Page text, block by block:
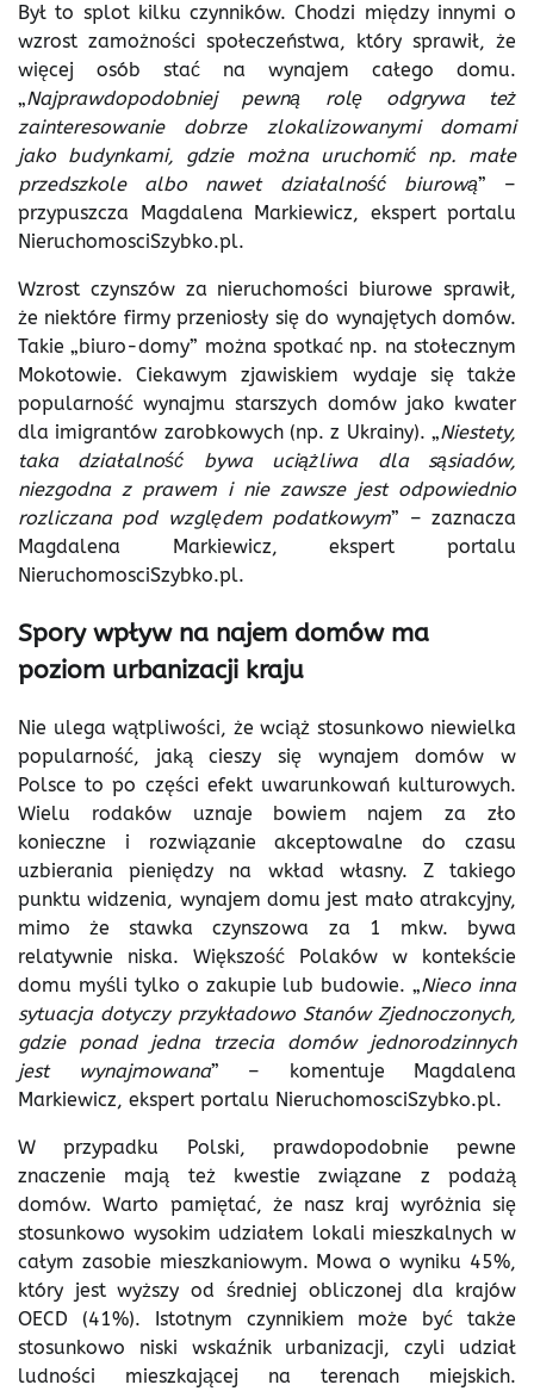
Był to splot kilku czynników. Chodzi między innymi o
wzrost zamożności społeczeństwa, który sprawił, że
więcej osób stać na wynajem całego domu.
„Najprawdopodobniej pewną rolę odgrywa też
zainteresowanie dobrze zlokalizowanymi domami
jako budynkami, gdzie można uruchomić np. małe
przedszkole albo nawet działalność biurową” –
przypuszcza Magdalena Markiewicz, ekspert portalu
NieruchomosciSzybko.pl.
Wzrost czynszów za nieruchomości biurowe sprawił,
że niektóre firmy przeniosły się do wynajętych domów.
Takie „biuro-domy” można spotkać np. na stołecznym
Mokotowie. Ciekawym zjawiskiem wydaje się także
popularność wynajmu starszych domów jako kwater
dla imigrantów zarobkowych (np. z Ukrainy). „Niestety,
taka działalność bywa uciążliwa dla sąsiadów,
niezgodna z prawem i nie zawsze jest odpowiednio
rozliczana pod względem podatkowym” – zaznacza
Magdalena Markiewicz, ekspert portalu
NieruchomosciSzybko.pl.
Spory wpływ na najem domów ma
poziom urbanizacji kraju
Nie ulega wątpliwości, że wciąż stosunkowo niewielka
popularność, jaką cieszy się wynajem domów w
Polsce to po części efekt uwarunkowań kulturowych.
Wielu rodaków uznaje bowiem najem za zło
konieczne i rozwiązanie akceptowalne do czasu
uzbierania pieniędzy na wkład własny. Z takiego
punktu widzenia, wynajem domu jest mało atrakcyjny,
mimo że stawka czynszowa za 1 mkw. bywa
relatywnie niska. Większość Polaków w kontekście
domu myśli tylko o zakupie lub budowie. „Nieco inna
sytuacja dotyczy przykładowo Stanów Zjednoczonych,
gdzie ponad jedna trzecia domów jednorodzinnych
jest wynajmowana” – komentuje Magdalena
Markiewicz, ekspert portalu NieruchomosciSzybko.pl.
W przypadku Polski, prawdopodobnie pewne
znaczenie mają też kwestie związane z podażą
domów. Warto pamiętać, że nasz kraj wyróżnia się
stosunkowo wysokim udziałem lokali mieszkalnych w
całym zasobie mieszkaniowym. Mowa o wyniku 45%,
który jest wyższy od średniej obliczonej dla krajów
OECD (41%). Istotnym czynnikiem może być także
stosunkowo niski wskaźnik urbanizacji, czyli udział
ludności mieszkającej na terenach miejskich.